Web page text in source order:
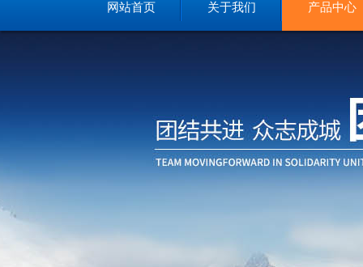
网站首页 关于我们 产品中心